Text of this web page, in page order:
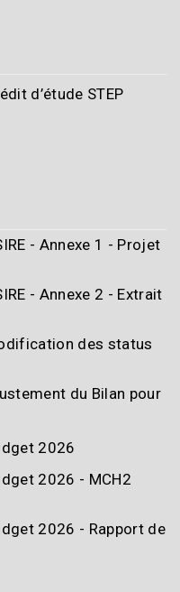
d’étude STEP
- Annexe 1 - Projet
- Annexe 2 - Extrait
des status
du Bilan pour
2026
2026 - MCH2
2026 - Rapport de